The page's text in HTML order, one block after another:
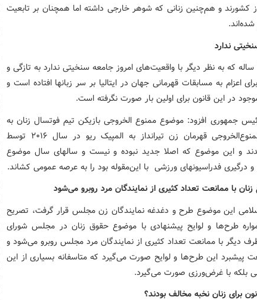
کشورند و هم‌چنین زنانی که شوهر خارجی داشته اما همچنان بر تابعیت
سیاوشی معتقد است: این قانونِ تقریبا ۵۰ ساله که به نظر دیگر با واقعیت‌های امروز جامعه سنخیتی ندارد به تازگی و
اعزام به مسابقات قهرمانی جهان در ایتالیا بر سر زبانها افتاده است و
در این قانون برای اولین بار صورت نگرفته است.
جمهوری افزود: موضوع ممنوع‌ الخروجی بازیکن تیم فوتسال زنان به
مسابقات آسیایی ۲۰۱۵ و پس از آن ممنوع‌الخروجی قهرمان زن تیرانداز به المپیک ریو در سال ۲۰۱۶ توسط
و این موضوع که اصلا جدید نبوده و نیست و سالهای سال موضوع
فدراسیونهای ورزشی با این‌مقوله بود را به عرصه عمومی کشاند.
با ممانعت تعداد کثیری از نمایندگان مرد روبرو می‌شود
این موضوع طرح و دغدغه نمایندگان زن مجلس قرار گرفت، تصریح
طرح‌ها و لوایح پیشنهادی با موضوع حقوق زنان در مجلس شورای
دیگر با ممانعت تعداد کثیری از نمایندگان مرد مجلس روبرو می‌شود و
این طرح‌ها و لوایح صورت می‌گیرد که متاسفانه بسیاری از این
بلکه با غرض‌ورزی صورت می‌گیرد.
برای زنان نخبه مخالف بودند؟